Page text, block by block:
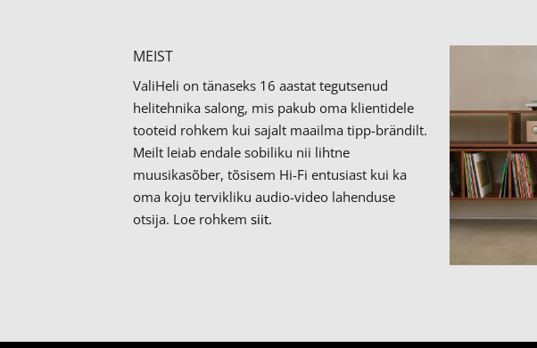
MEIST
ValiHeli on tänaseks 16 aastat tegutsenud
helitehnika salong, mis pakub oma klientidele
tooteid rohkem kui sajalt maailma tipp-brändilt.
Meilt leiab endale sobiliku nii lihtne
muusikasõber, tõsisem Hi-Fi entusiast kui ka
oma koju tervikliku audio-video lahenduse
otsija. Loe rohkemsiit.